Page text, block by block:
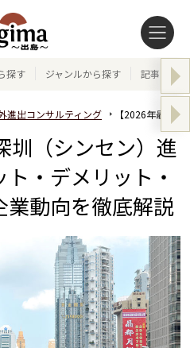
探す ジャンルから探す 記事テー
進出コンサルティング 【2026年最新
圳（シンセン）進
・デメリット・
動向を徹底解説